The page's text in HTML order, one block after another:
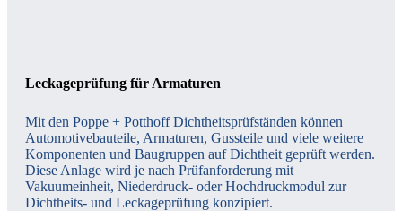
Leckageprüfung für Armaturen
Mit den Poppe + Potthoff Dichtheitsprüfständen können
Automotivebauteile, Armaturen, Gussteile und viele weitere
Komponenten und Baugruppen auf Dichtheit geprüft werden.
Diese Anlage wird je nach Prüfanforderung mit
Vakuumeinheit, Niederdruck- oder Hochdruckmodul zur
Dichtheits- und Leckageprüfung konzipiert.